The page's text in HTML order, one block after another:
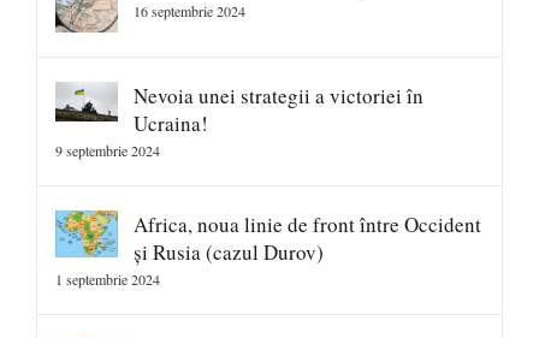
16 septembrie 2024
Nevoia unei strategii a victoriei în
Ucraina!
9 septembrie 2024
Africa, noua linie de front între Occident
și Rusia (cazul Durov)
1 septembrie 2024